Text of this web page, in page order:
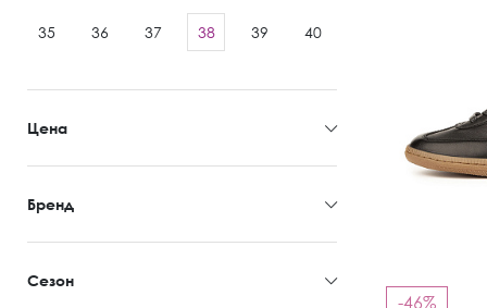
35 36 37 38 39 40
Цена
Бренд
Сезон
-46%